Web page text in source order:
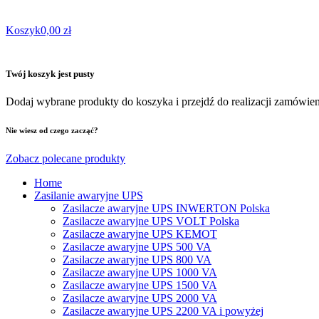
Koszyk0,00 zł
Twój koszyk jest pusty
Dodaj wybrane produkty do koszyka i przejdź do realizacji
Nie wiesz od czego zacząć?
Zobacz polecane produkty
Home
Zasilanie awaryjne UPS
Zasilacze awaryjne UPS INWERTON Polska
Zasilacze awaryjne UPS VOLT Polska
Zasilacze awaryjne UPS KEMOT
Zasilacze awaryjne UPS 500 VA
Zasilacze awaryjne UPS 800 VA
Zasilacze awaryjne UPS 1000 VA
Zasilacze awaryjne UPS 1500 VA
Zasilacze awaryjne UPS 2000 VA
Zasilacze awaryjne UPS 2200 VA i powyżej